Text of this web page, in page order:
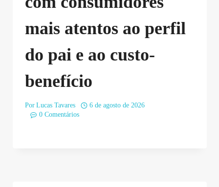
mais atentos ao perfil
do pai e ao custo-
benefício
Por Lucas Tavares
6 de agosto de 2026
0 Comentários